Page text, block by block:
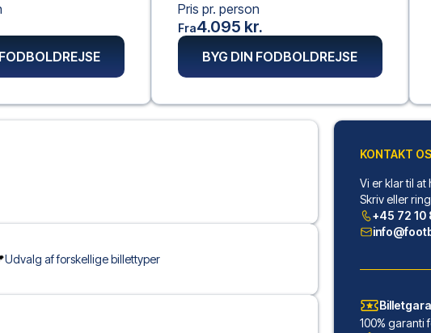
Udvalg af forskellige billettyper
Pris pr. person
Fra4.095 kr.
BYG DIN FODBOLDREJSE
KONTAKT OS
Vi er klar til
Skriv eller
+45 72 10
100% garanti